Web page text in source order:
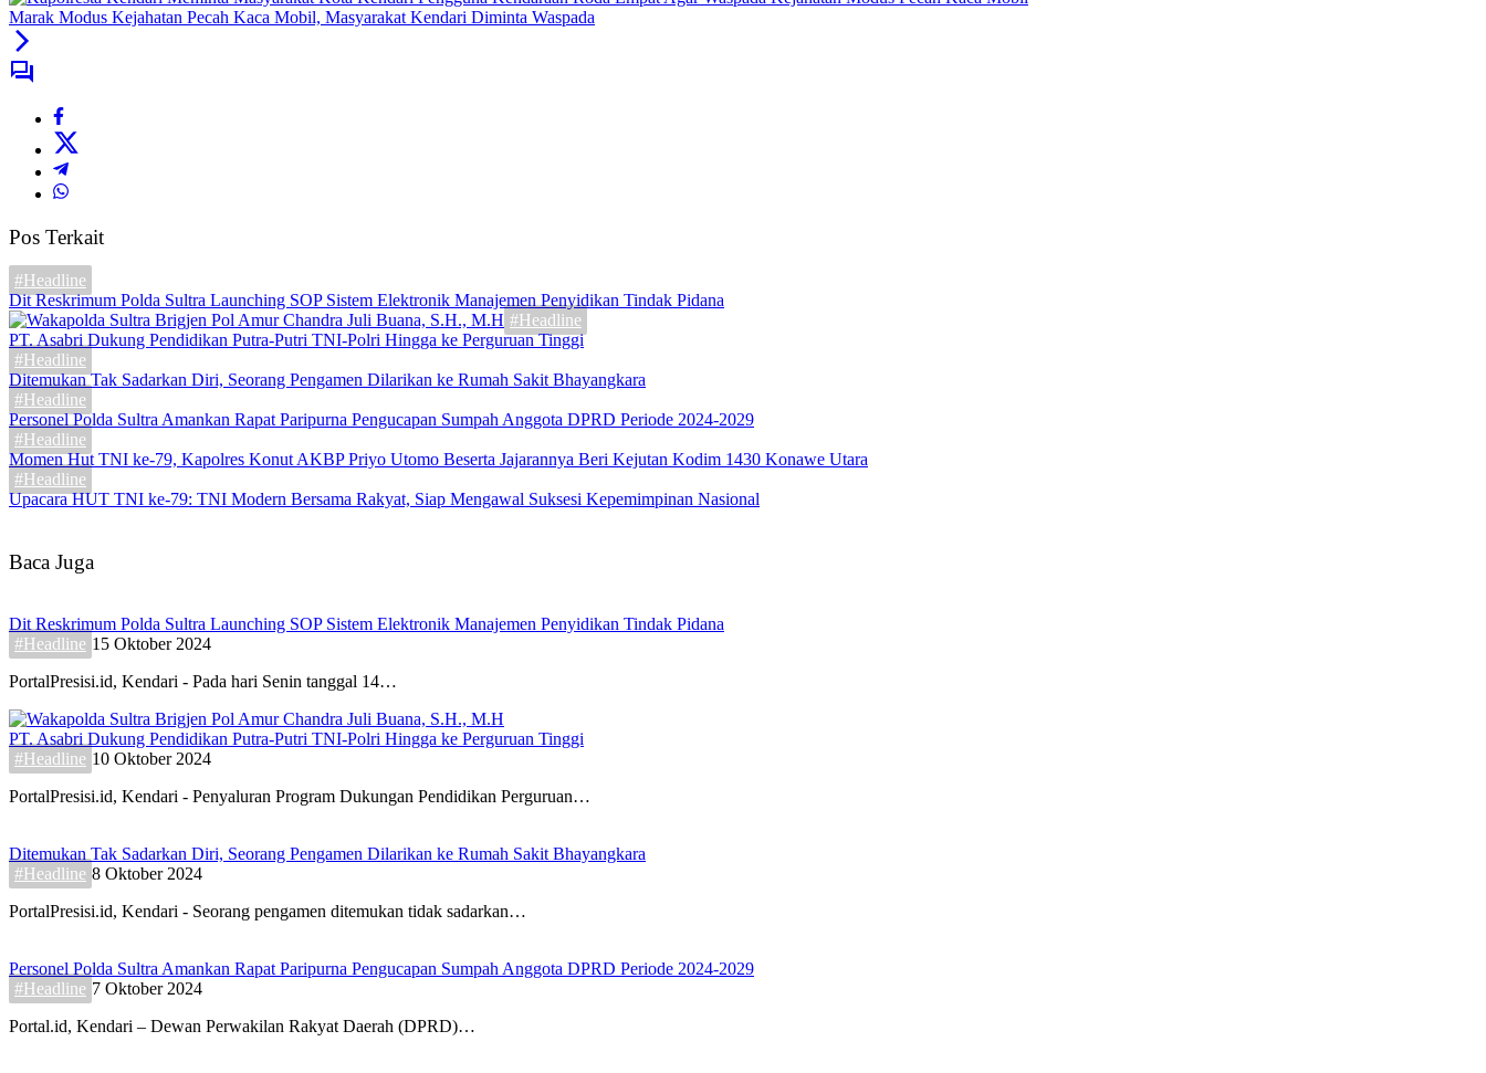
Marak Modus Kejahatan Pecah Kaca Mobil, Masyarakat Kendari Diminta Waspada
Pos Terkait
#Headline
Dit Reskrimum Polda Sultra Launching SOP Sistem Elektronik Manajemen Penyidikan Tindak Pidana
#Headline
PT. Asabri Dukung Pendidikan Putra-Putri TNI-Polri Hingga ke Perguruan Tinggi
#Headline
Ditemukan Tak Sadarkan Diri, Seorang Pengamen Dilarikan ke Rumah Sakit Bhayangkara
#Headline
Personel Polda Sultra Amankan Rapat Paripurna Pengucapan Sumpah Anggota DPRD Periode 2024-2029
#Headline
Momen Hut TNI ke-79, Kapolres Konut AKBP Priyo Utomo Beserta Jajarannya Beri Kejutan Kodim 1430 Konawe Utara
#Headline
Upacara HUT TNI ke-79: TNI Modern Bersama Rakyat, Siap Mengawal Suksesi Kepemimpinan Nasional
Baca Juga
Dit Reskrimum Polda Sultra Launching SOP Sistem Elektronik Manajemen Penyidikan Tindak Pidana
#Headline 15 Oktober 2024
PortalPresisi.id, Kendari - Pada hari Senin tanggal 14…
PT. Asabri Dukung Pendidikan Putra-Putri TNI-Polri Hingga ke Perguruan Tinggi
#Headline 10 Oktober 2024
PortalPresisi.id, Kendari - Penyaluran Program Dukungan Pendidikan Perguruan…
Ditemukan Tak Sadarkan Diri, Seorang Pengamen Dilarikan ke Rumah Sakit Bhayangkara
#Headline 8 Oktober 2024
PortalPresisi.id, Kendari - Seorang pengamen ditemukan tidak sadarkan…
Personel Polda Sultra Amankan Rapat Paripurna Pengucapan Sumpah Anggota DPRD Periode 2024-2029
#Headline 7 Oktober 2024
Portal.id, Kendari – Dewan Perwakilan Rakyat Daerah (DPRD)…